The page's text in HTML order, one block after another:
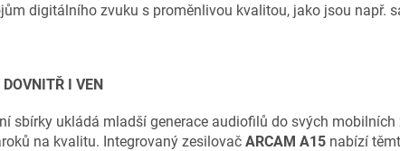
digitálního zvuku s proměnlivou kvalitou, jako jsou např.
I VEN
sbírky ukládá mladší generace audiofilů do svých
na kvalitu. Integrovaný zesilovač ARCAM A15 nabízí